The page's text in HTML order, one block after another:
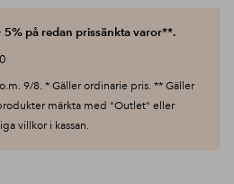
på redan prissänkta varor**.
9/8. * Gäller ordinarie pris. ** Gäller
märkta med "Outlet" eller
villkor i kassan.